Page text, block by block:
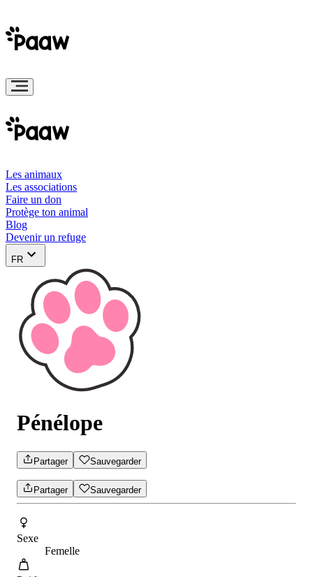
Les animaux
Les associations
Faire un don
Protège ton animal
Blog
Devenir un refuge
FR
Pénélope
Partager Sauvegarder
Partager Sauvegarder
Sexe
Femelle